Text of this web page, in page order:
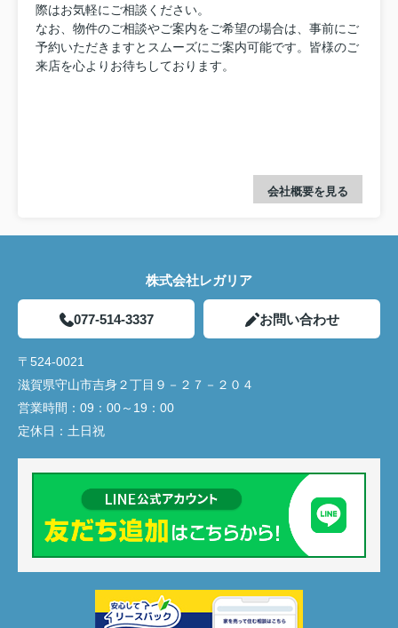
際はお気軽にご相談ください。
なお、物件のご相談やご案内をご希望の場合は、事前にご
予約いただきますとスムーズにご案内可能です。皆様のご
来店を心よりお待ちしております。
会社概要を見る
株式会社レガリア
077-514-3337 お問い合わせ
〒524-0021
滋賀県守山市吉身２丁目９－２７－２０４
営業時間： 09：00～19：00
定休日： 土日祝